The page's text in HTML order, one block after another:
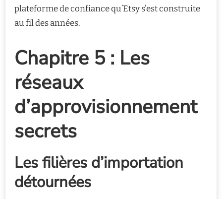
plateforme de confiance qu’Etsy s’est construite
au fil des années.
Chapitre 5 : Les
réseaux
d’approvisionnement
secrets
Les filières d’importation
détournées